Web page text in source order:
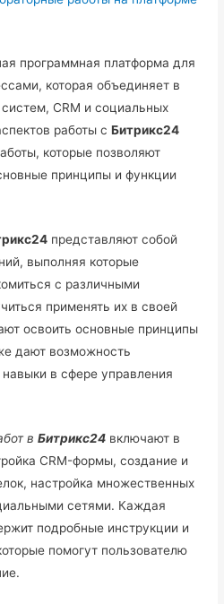
программная платформа для
которая объединяет в
CRM и социальных
работы сБитрикс24
которые позволяют
принципы и функции
представляют собой
выполняя которые
с различными
применять их в своей
освоить основные принципы
дают возможность
в сфере управления
вБитрикс24 включают в
CRM-формы, создание и
настройка множественных
сетями. Каждая
подробные инструкции и
помогут пользователю